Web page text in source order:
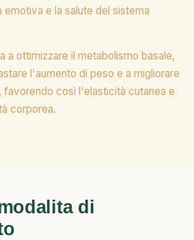
emotiva e la salute del sistema
a ottimizzare il metabolismo basale,
l'aumento di peso e a migliorare
favorendo così l'elasticità cutanea e
corporea.
di